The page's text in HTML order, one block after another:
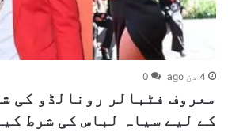
4 دن ago 0
معروف فٹبالر رونالڈو کی
کے لیے سیاہ لباس کی شرط